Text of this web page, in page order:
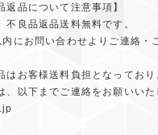
返品について注意事項】
不良品返品送料無料です。
にお問い合わせよりご連絡・
はお客様送料負担となっており
、以下までご連絡をお願いいた